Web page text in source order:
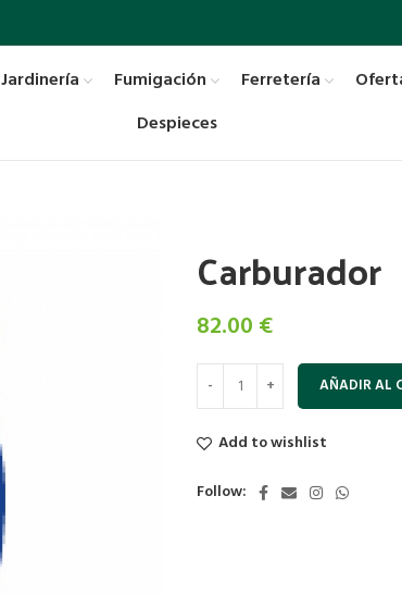
Jardinería Fumigación Ferretería
Despieces
Carburador
82.00 €
AÑADIR AL
Add to wishlist
Follow: